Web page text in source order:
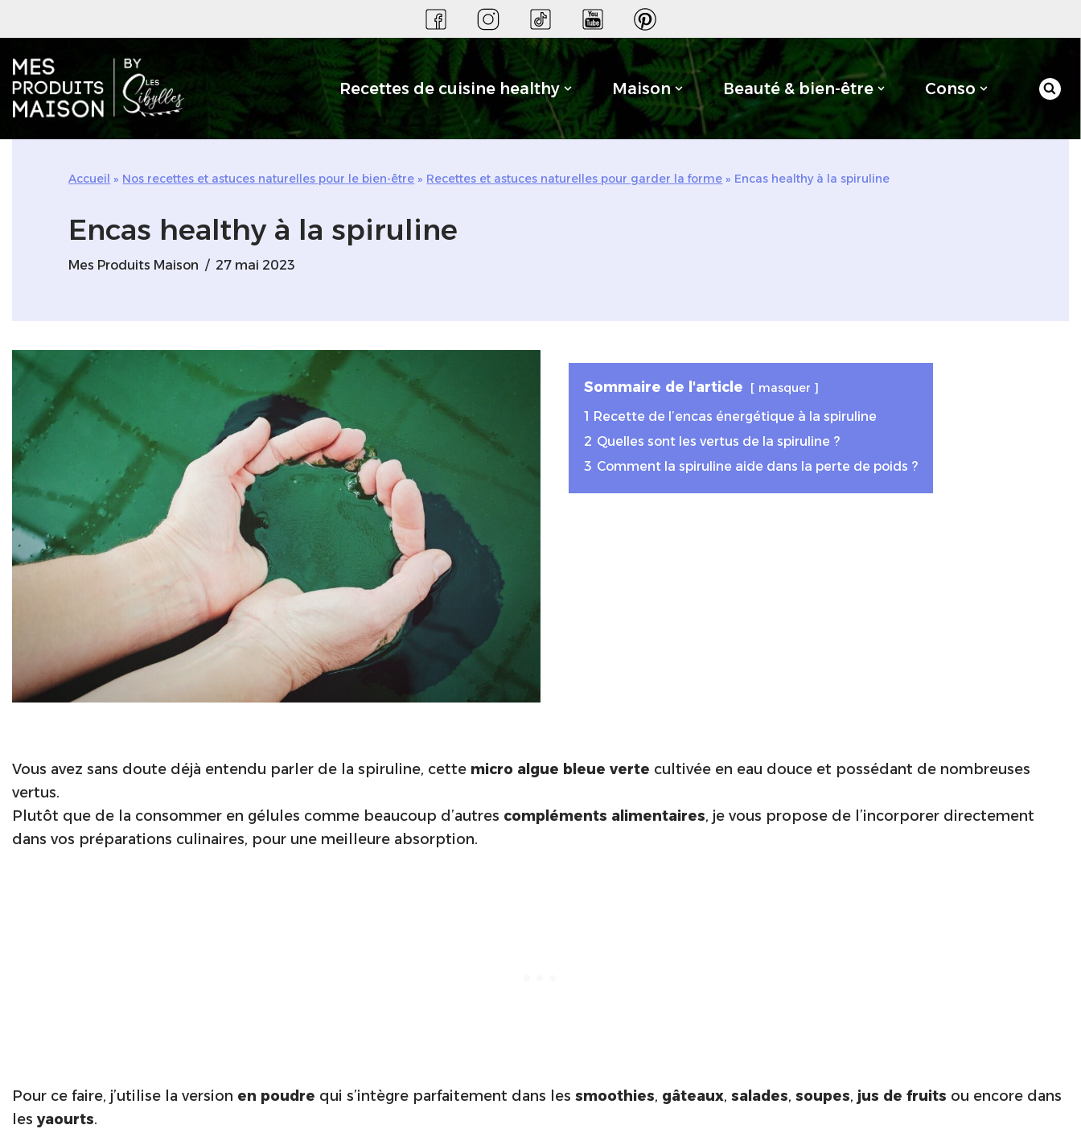
au
contenu
Recettes de cuisine healthy Maison Beauté & bien-être Conso
Accueil » Nos recettes et astuces naturelles pour le bien-être » Recettes et astuces naturelles pour garder la forme » Encas healthy à la spiruline
Encas healthy à la spiruline
Mes Produits Maison 27 mai 2023
Sommaire de l'article masquer
1 Recette de l’encas énergétique à la spiruline
2 Quelles sont les vertus de la spiruline ?
3 Comment la spiruline aide dans la perte de poids ?
Vous avez sans doute déjà entendu parler de la spiruline, cette micro algue bleue verte cultivée en eau douce et possédant de nombreuses
vertus.
Plutôt que de la consommer en gélules comme beaucoup d’autres compléments alimentaires, je vous propose de l’incorporer directement
dans vos préparations culinaires, pour une meilleure absorption.
Pour ce faire, j’utilise la version en poudre qui s’intègre parfaitement dans les smoothies, gâteaux, salades, soupes, jus de fruits ou encore dans
les yaourts.